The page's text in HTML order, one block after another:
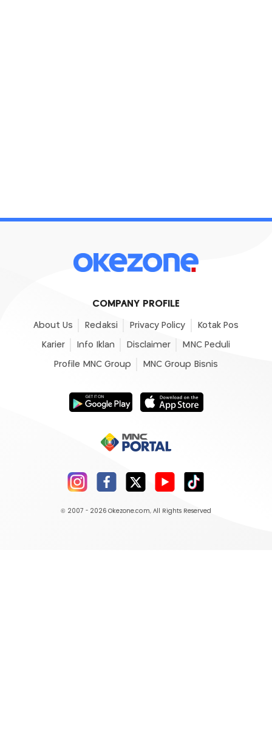
COMPANY PROFILE
About Us Redaksi Privacy Policy Kotak Pos
Karier Info Iklan Disclaimer MNC Peduli
Profile MNC Group MNC Group Bisnis
© 2007 - 2026 Okezone.com, All Rights Reserved